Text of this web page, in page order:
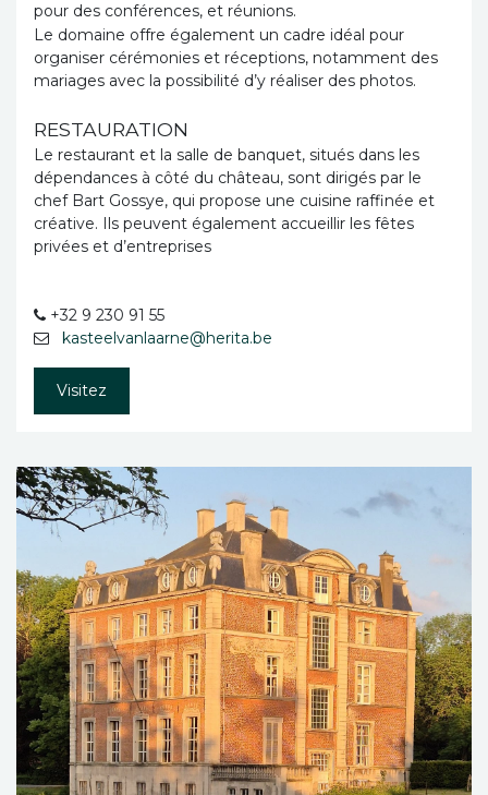
pour des conférences, et réunions.
Le domaine offre également un cadre idéal pour
organiser cérémonies et réceptions, notamment des
mariages avec la possibilité d’y réaliser des photos.
RESTAURATION
Le restaurant et la salle de banquet, situés dans les
dépendances à côté du château, sont dirigés par le
chef Bart Gossye, qui propose une cuisine raffinée et
créative. Ils peuvent également accueillir les fêtes
privées et d’entreprises
+32 9 230 91 55
kasteelvanlaarne@herita.be
Visitez